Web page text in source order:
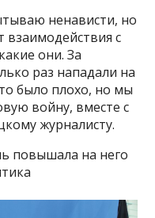
ненависти, но
с
они. За
раз нападали на
было плохо, но мы
войну, вместе с
журналисту.
повышала на него